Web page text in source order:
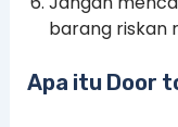
barang riskan
Apa itu Door